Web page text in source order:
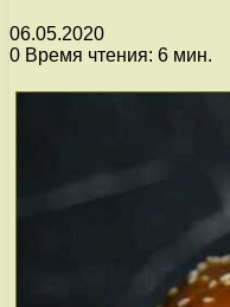
06.05.2020
0 Время чтения: 6 мин.